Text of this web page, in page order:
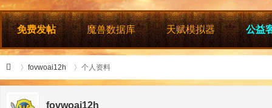
免费发帖 魔兽数据库 天赋模拟器 公益
fovwoai12h 个人资料
fovwoai12h